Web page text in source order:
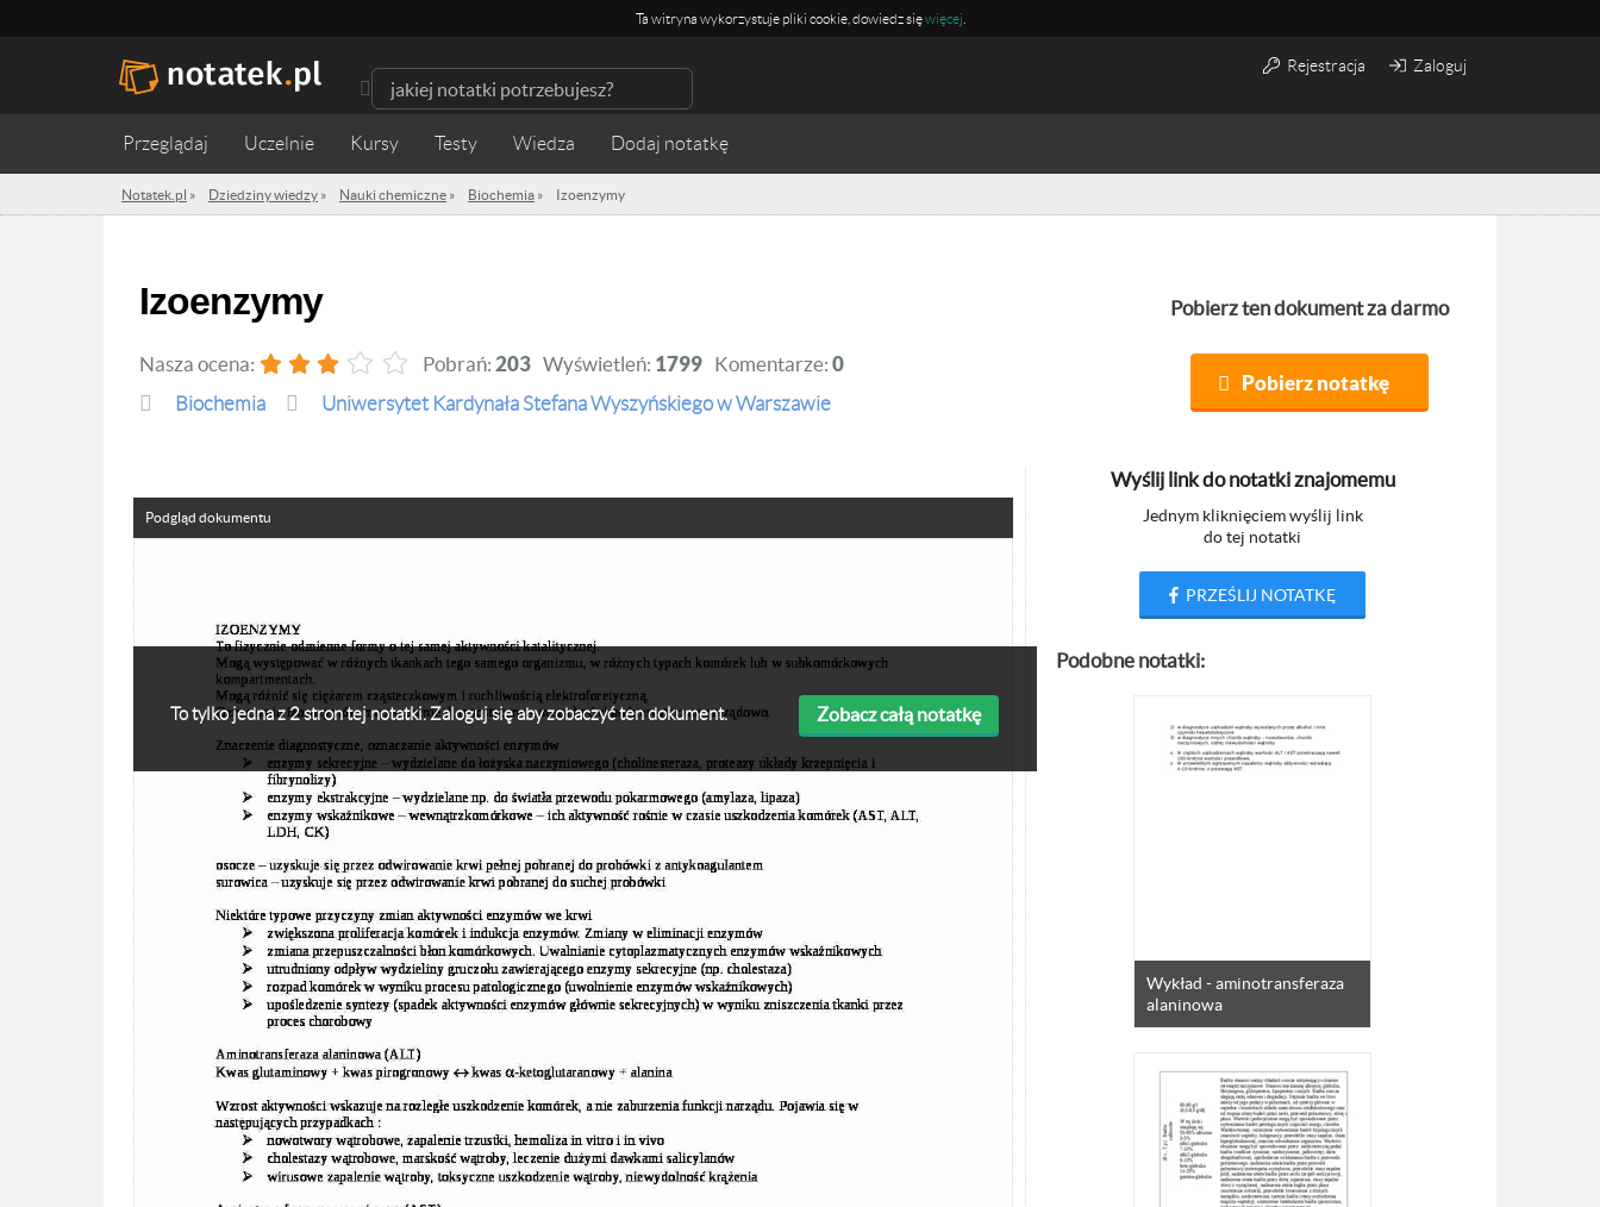
Ta witryna wykorzystuje pliki cookie, dowiedz sięwięcej
Rejestracja Zaloguj
Przeglądaj Uczelnie Kursy Testy Wiedza
Notatek.pl » Dziedziny wiedzy » Nauki chemiczne » Biochemia » Izoenzymy
Izoenzymy
Nasza ocena: Pobrań: 203 Wyświetleń: 1799 Komentarze: 0
Biochemia Uniwersytet Kardynała Stefana Wyszyńskiego w Warszawie
Pobierz ten dokument za darmo
Pobierz notatkę
To tylko jedna z 2 stron tej notatki. Zaloguj się aby zobaczyć ten dokument. Zobacz całą notatkę
Podgląd dokumentu
Wyślij link do notatki znajomemu
Jednym kliknięciem wyślij link
do tej notatki
PRZEŚLIJ NOTATKĘ
Podobne notatki:
Wykład - aminotransferaza
alaninowa